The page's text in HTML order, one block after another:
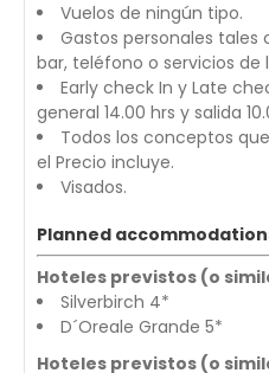
Vuelos de ningún tipo.
Gastos personales tales
bar, teléfono o servicios de
Early check In y Late
general 14.00 hrs y salida
Todos los conceptos
el Precio incluye.
Visados.
Planned
Hoteles previstos (o
Silverbirch 4*
D´Oreale Grande 5*
Hoteles previstos (o